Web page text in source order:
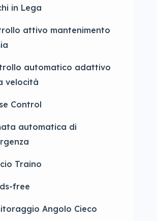
in Lega
attivo mantenimento
automatico adattivo
velocità
Control
automatica di
Traino
free
Angolo Cieco